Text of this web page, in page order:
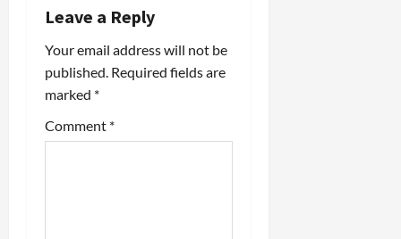
i
g
a
t
Leave a Reply
Your email address will not be
published. Required fields are
marked *
Comment *